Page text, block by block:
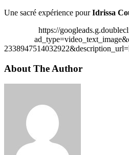
Une sacré expérience pourIdrissa
https://
About The Author